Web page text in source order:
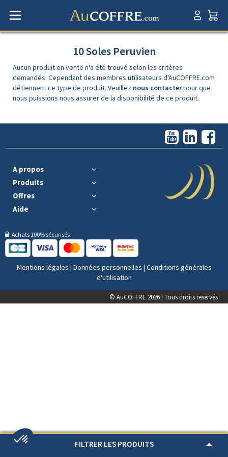
FILTRER LES PRODUITS
10 Soles Peruvien
Aucun produit en vente n'a été trouvé selon les critères
demandés. Cependant des membres utilisateurs d'AuCOFFRE.com
détiennent ce type de produit. Veuillez nous contacterpour que
nous puissions nous assurer de la disponibilité de ce produit.
A propos
Produits
Offres
Aide
Achats 100% sécurisés
Mentions légales | Données personnelles | Conditions générales
d'utilisation
© AuCOFFRE 2026 | Tous droits reservés